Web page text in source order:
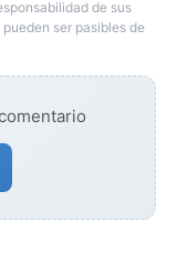
de sus
ser pasibles de